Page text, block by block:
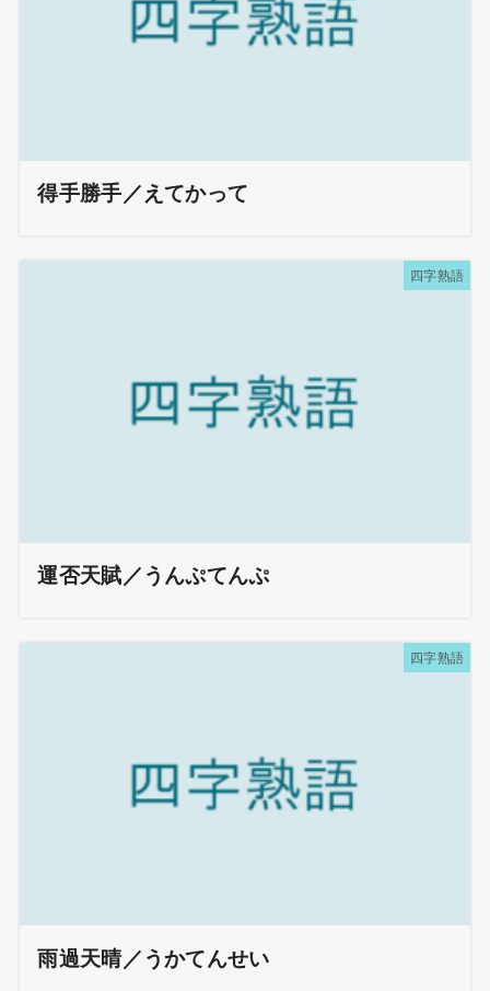
得手勝手／えてかって
四字熟語
運否天賦／うんぷてんぷ
四字熟語
雨過天晴／うかてんせい